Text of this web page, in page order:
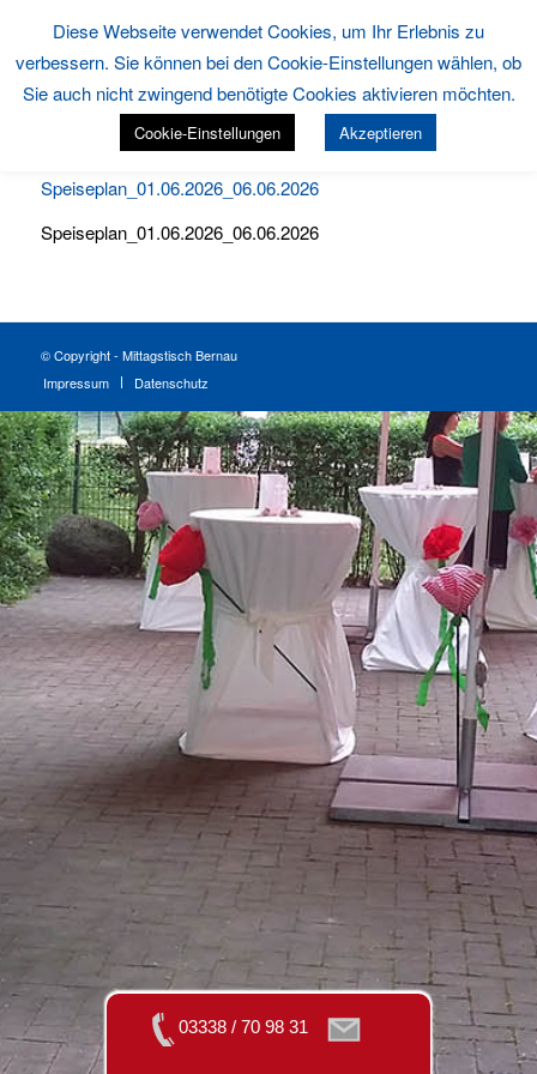
Speiseplan_01.06.2026_06.06.2026
Speiseplan_01.06.2026_06.06.2026
© Copyright - Mittagstisch Bernau
Impressum
Datenschutz
Diese Webseite verwendet Cookies, um Ihr Erlebnis zu
verbessern. Sie können bei den Cookie-Einstellungen wählen, ob
Sie auch nicht zwingend benötigte Cookies aktivieren möchten.
Cookie-Einstellungen Akzeptieren
03338 / 70 98 31